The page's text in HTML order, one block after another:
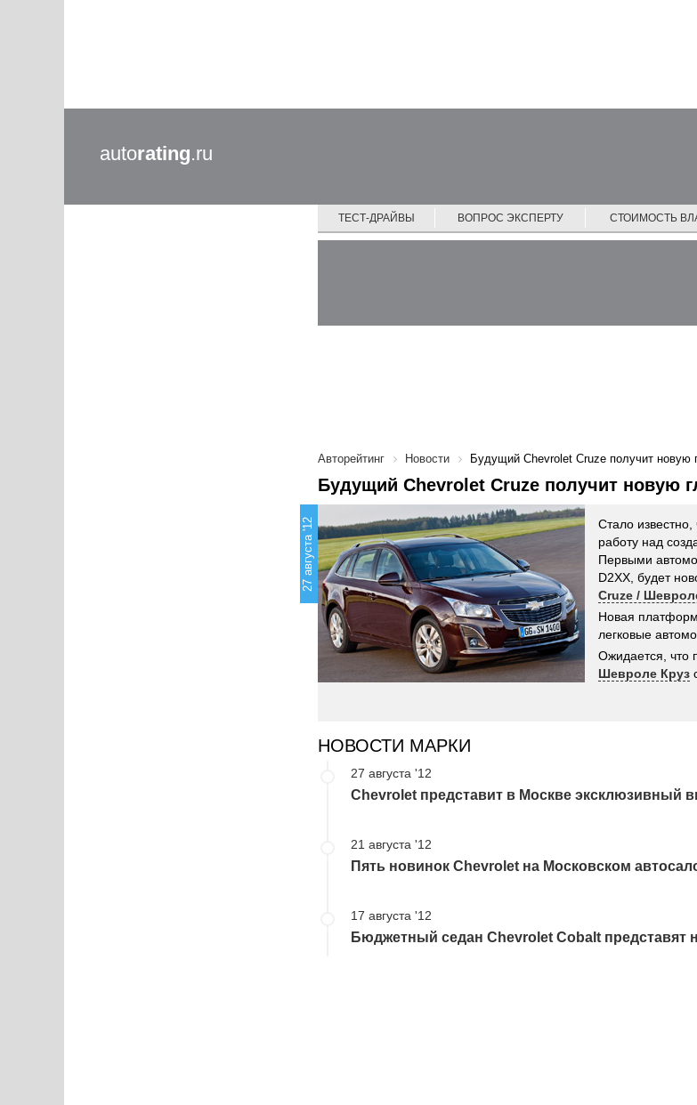
autorating.ru
ТЕСТ-ДРАЙВЫ ВОПРОС ЭКСПЕРТУ СТОИМОСТЬ
Авторейтинг Новости Будущий Chevrolet Cruze получит
Будущий Chevrolet Cruze получит новую
27 августа '12
Стало
работу над
Первыми
D2XX, будет
Cruze /
Новая
легковые
Ожидается, что
Шевроле Круз
НОВОСТИ МАРКИ
27 августа '12
Chevrolet представит в Москве эксклюзивный
21 августа '12
Пять новинок Chevrolet на Московском
17 августа '12
Бюджетный седан Chevrolet Cobalt представят